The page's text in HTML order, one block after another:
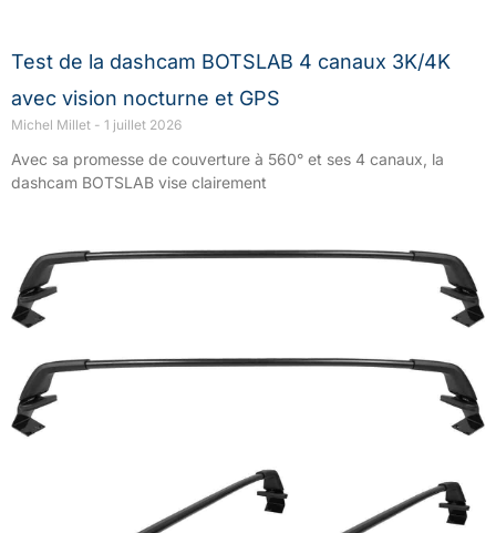
Test de la dashcam BOTSLAB 4 canaux 3K/4K
avec vision nocturne et GPS
Michel Millet 1 juillet 2026
Avec sa promesse de couverture à 560° et ses 4 canaux, la
dashcam BOTSLAB vise clairement